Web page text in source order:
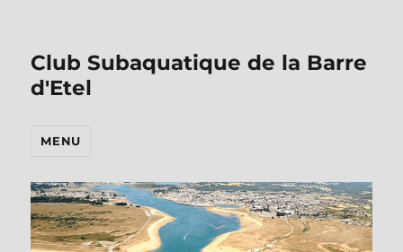
Club Subaquatique de la Barre
d'Etel
MENU